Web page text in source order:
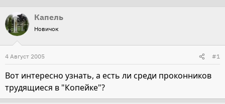
о
р
т
е
а
Капель
Новичок
4 Август 2005 #1
Вот интересно узнать, а есть ли среди проконников
трудящиеся в "Копейке"?